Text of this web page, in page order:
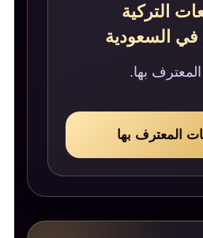
التركية
في السعودية
بها.
المعترف بها